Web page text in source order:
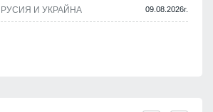
РУСИЯ И УКРАЙНА 09.08.2026г.